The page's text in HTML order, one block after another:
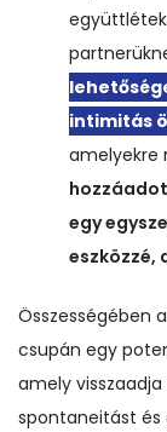
intimitás
amelyekre
egy
eszközzé,
Összességében
csupán egy
amely
spontaneitást és